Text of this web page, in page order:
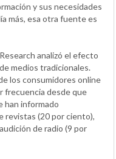
y sus necesidades
más, esa otra fuente es
analizó el efecto
medios tradicionales.
los consumidores online
frecuencia desde que
han informado
revistas (20 por ciento),
de radio (9 por